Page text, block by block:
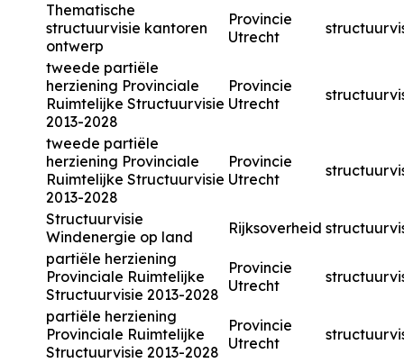
Thematische
structuurvisie kantoren
ontwerp
Provincie
Utrecht
tweede partiële
herziening Provinciale
Ruimtelijke Structuurvisie
2013-2028
Provincie
Utrecht
tweede partiële
herziening Provinciale
Ruimtelijke Structuurvisie
2013-2028
Provincie
Utrecht
Structuurvisie
Windenergie op land
Rijksoverheid
partiële herziening
Provinciale Ruimtelijke
Structuurvisie 2013-2028
Provincie
Utrecht
partiële herziening
Provinciale Ruimtelijke
Structuurvisie 2013-2028
Provincie
Utrecht